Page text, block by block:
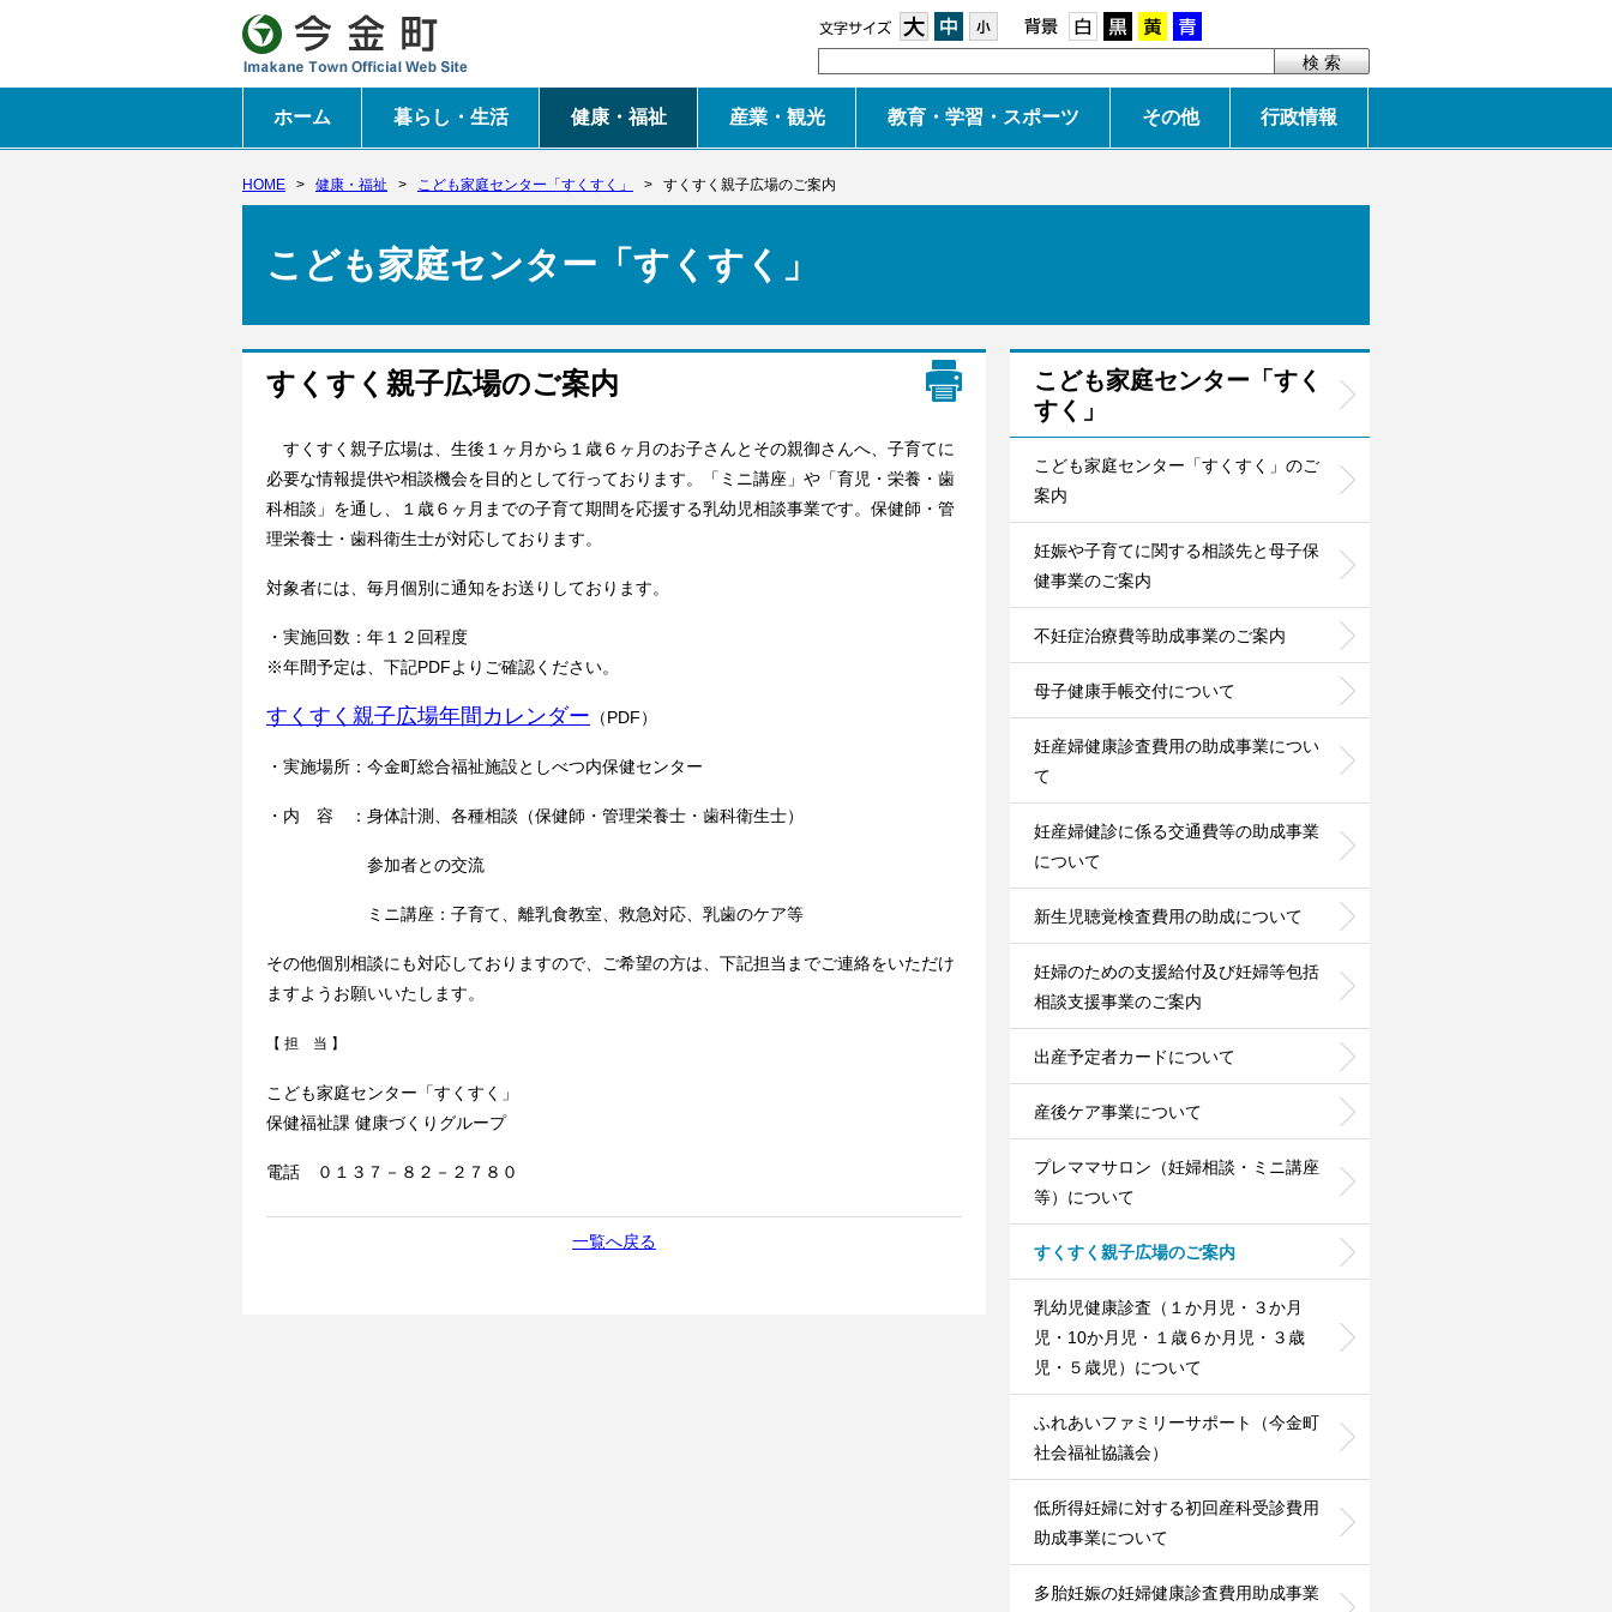
大 中 白 黒 黄
ホーム 暮らし・生活 健康・福祉 産業・観光 教育・学習・スポーツ その他 行政情報
HOME > 健康・福祉 > こども家庭センター「すくすく」 > すくすく親子広場のご案内
こども家庭センター「すくすく」
すくすく親子広場のご案内
すくすく親子広場は、生後１ヶ月から１歳６ヶ月のお子さんとその親御さんへ、子育てに
必要な情報提供や相談機会を目的として行っております。「ミニ講座」や「育児・栄養・歯
科相談」を通し、１歳６ヶ月までの子育て期間を応援する乳幼児相談事業です。保健師・管
理栄養士・歯科衛生士が対応しております。
対象者には、毎月個別に通知をお送りしております。
・実施回数：年１２回程度
※年間予定は、下記PDFよりご確認ください。
すくすく親子広場年間カレンダー （PDF）
・実施場所：今金町総合福祉施設としべつ内保健センター
・内 容 ：身体計測、各種相談（保健師・管理栄養士・歯科衛生士）
参加者との交流
ミニ講座：子育て、離乳食教室、救急対応、乳歯のケア等
その他個別相談にも対応しておりますので、ご希望の方は、下記担当までご連絡をいただけ
ますようお願いいたします。
【 担 当 】
こども家庭センター「すくすく」
保健福祉課 健康づくりグループ
電話 ０１３７－８２－２７８０
一覧へ戻る
こども家庭センター「すく
すく」
こども家庭センター「すくすく」のご
案内
妊娠や子育てに関する相談先と母子保
健事業のご案内
不妊症治療費等助成事業のご案内
母子健康手帳交付について
妊産婦健康診査費用の助成事業につい
て
妊産婦健診に係る交通費等の助成事業
について
新生児聴覚検査費用の助成について
妊婦のための支援給付及び妊婦等包括
相談支援事業のご案内
出産予定者カードについて
産後ケア事業について
プレママサロン（妊婦相談・ミニ講座
等）について
すくすく親子広場のご案内
乳幼児健康診査（１か月児・３か月
児・10か月児・１歳６か月児・３歳
児・５歳児）について
ふれあいファミリーサポート（今金町
社会福祉協議会）
低所得妊婦に対する初回産科受診費用
助成事業について
多胎妊娠の妊婦健康診査費用助成事業